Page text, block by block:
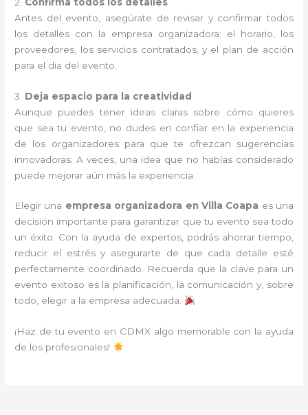
Antes del evento, asegúrate de revisar y confirmar todos
los detalles con la empresa organizadora: el horario, los
proveedores, los servicios contratados, y el plan de acción
para el día del evento.
3. Deja espacio para la creatividad
Aunque puedes tener ideas claras sobre cómo quieres
que sea tu evento, no dudes en confiar en la experiencia
de los organizadores para que te ofrezcan sugerencias
innovadoras. A veces, una idea que no habías considerado
puede mejorar aún más la experiencia.
Elegir una empresa organizadora en Villa Coapa es una
decisión importante para garantizar que tu evento sea todo
un éxito. Con la ayuda de expertos, podrás ahorrar tiempo,
reducir el estrés y asegurarte de que cada detalle esté
perfectamente coordinado. Recuerda que la clave para un
evento exitoso es la planificación, la comunicación y, sobre
todo, elegir a la empresa adecuada.
¡Haz de tu evento en CDMX algo memorable con la ayuda
de los profesionales!